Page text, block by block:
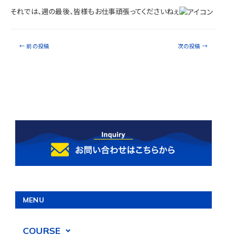
それでは、週の最後、皆様もお仕事頑張ってくださいねぇ
← 前の投稿 次の投稿 →
MENU
COURSE